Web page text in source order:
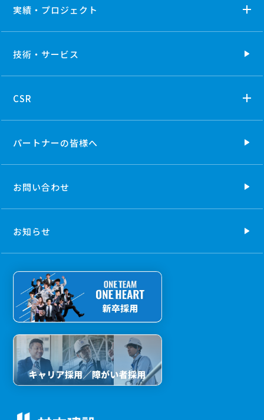
実績・プロジェクト
技術・ サービス
CSR
パートナーの皆様へ
お問い合わせ
お知らせ